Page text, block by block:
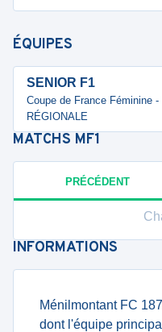
ÉQUIPES
SENIOR F1
Coupe de France Féminine
RÉGIONALE
MATCHS MF1
PRÉCÉDENT
INFORMATIONS
Ménilmontant FC
dont l'équipe